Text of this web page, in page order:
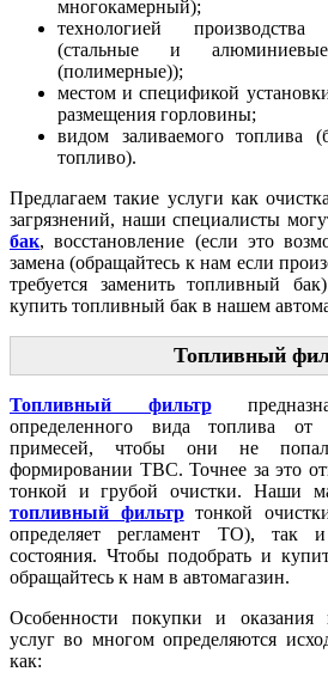
многокамерный);
технологией
(стальные и
(полимерные));
местом и спецификой
размещения горловины;
видом заливаемого топлива
топливо).
Предлагаем такие услуги как
загрязнений, наши специалисты
бак, восстановление (если это
замена (обращайтесь к нам если
требуется заменить топливный
купить топливный бак в нашем
Топливный
Топливный фильтр
определенного вида топлива
примесей, чтобы они не
формировании ТВС. Точнее за это
тонкой и грубой очистки. Наши
топливный фильтртонкой
определяет регламент ТО), так
состояния. Чтобы подобрать и
обращайтесь к нам в автомагазин.
Особенности покупки и оказания
услуг во многом определяются
как: